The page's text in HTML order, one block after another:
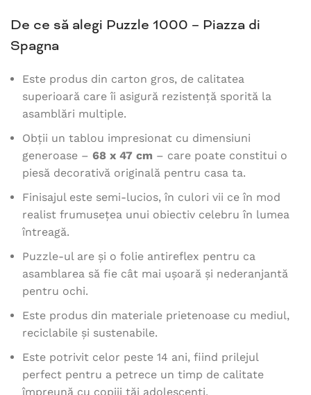
De ce să alegi Puzzle 1000 – Piazza di
Spagna
Este produs din carton gros, de calitatea
superioară care îi asigură rezistență sporită la
asamblări multiple.
Obții un tablou impresionat cu dimensiuni
generoase – 68 x 47 cm – care poate constitui o
piesă decorativă originală pentru casa ta.
Finisajul este semi-lucios, în culori vii ce în mod
realist frumusețea unui obiectiv celebru în lumea
întreagă.
Puzzle-ul are și o folie antireflex pentru ca
asamblarea să fie cât mai ușoară și nederanjantă
pentru ochi.
Este produs din materiale prietenoase cu mediul,
reciclabile și sustenabile.
Este potrivit celor peste 14 ani, fiind prilejul
perfect pentru a petrece un timp de calitate
împreună cu copiii tăi adolescenți.